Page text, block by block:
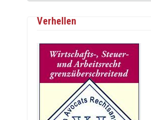
Verhellen